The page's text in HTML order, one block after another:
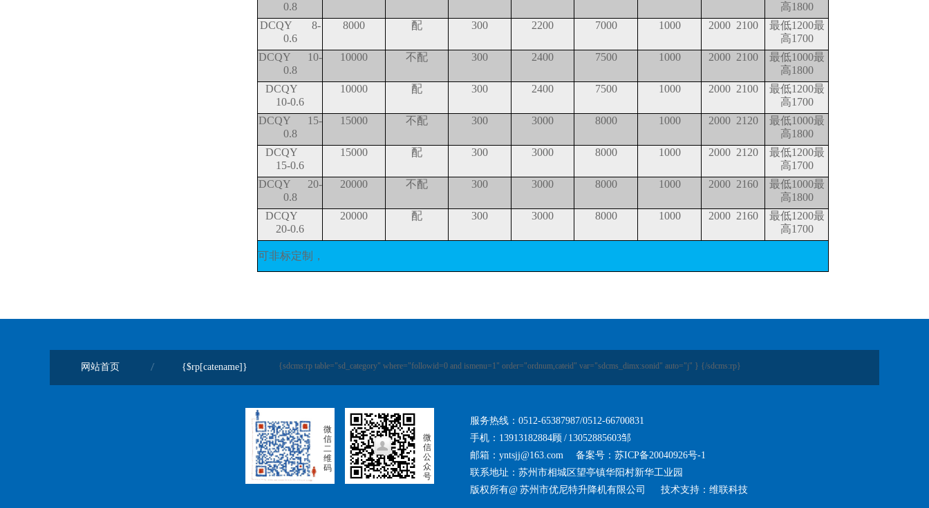
0.8
高1800
DCQY 8-
0.6
8000 配 300 2200 7000 1000 2000 2100
最低1200最
高1700
DCQY 10-
0.8
10000 不配 300 2400 7500 1000 2000 2100
最低1000最
高1800
DCQY
10-0.6
10000 配 300 2400 7500 1000 2000 2100
最低1200最
高1700
DCQY 15-
0.8
15000 不配 300 3000 8000 1000 2000 2120
最低1000最
高1800
DCQY
15-0.6
15000 配 300 3000 8000 1000 2000 2120
最低1200最
高1700
DCQY 20-
0.8
20000 不配 300 3000 8000 1000 2000 2160
最低1000最
高1800
DCQY
20-0.6
20000 配 300 3000 8000 1000 2000 2160
最低1200最
高1700
可非标定制，
网站首页 {sdcms:rp table="sd_category" where="followid=0 and ismenu=1" order="ordnum,cateid" var="sdcms_dimx:sonid" auto="j" }
{$rp[catename]} {/sdcms:rp}
微
信
二
维
码
微
信
公
众
号
服务热线：0512-65387987/0512-66700831
手机：13913182884顾 / 13052885603邹
邮箱： yntsjj@163.com 备案号： 苏ICP备20040926号-1
联系地址：苏州市相城区望亭镇华阳村新华工业园
版权所有@ 苏州市优尼特升降机有限公司 技术支持：维联科技